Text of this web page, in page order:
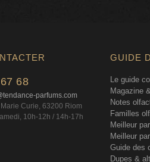
68
parfums.com
Curie, 63200 Riom
10h-12h / 14h-17h
GUIDE
Le guide
Magazine
Notes
Familles
Meilleur
Meilleur
Guide des
Dupes &